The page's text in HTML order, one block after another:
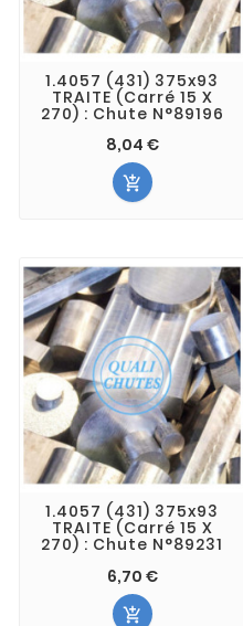
1.4057 (431) 375x93
TRAITE (Carré 15 X
270) : Chute N°89196
8,04 €

1.4057 (431) 375x93
TRAITE (Carré 15 X
270) : Chute N°89231
6,70 €
